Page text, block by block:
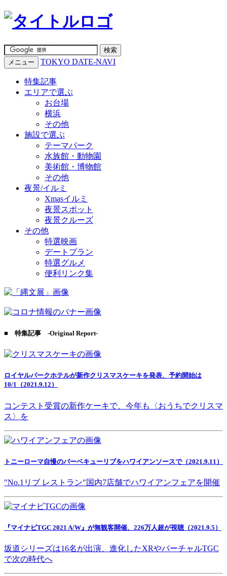
メニュー TOKYO DATE-NAVI
特集記事
エリアで選ぶ
お台場
横浜
その他
施設で選ぶ
テーマパーク
水族館・動物園
美術館・博物館
その他
夜景/イルミ
Xmasイルミ
夜景スポット
夜景クルーズ
その他
特選映画
デートプラン
特選グルメ
便利リンク集
■ 特集記事 -Original Report-
ロイヤルパークホテルが新作クリスマスケーキを発表、予約開始は
10/1（2021.9.12）
コンテスト受賞の新作ケーキで、今年も〈おうちでクリスマ
ス〉を
トニーローマ自慢のバーベキューリブをハワイアンソースで（2021.9.11）
"No.1リブ レストラン"国内7店舗でハワイアンフェアを開催
『マイナビTGC 2021 A/W』が無観客開催、226万人超が視聴（2021.9.5）
坂道シリーズは16名が出演、進化したXRやバーチャルTGC
で次の時代へ